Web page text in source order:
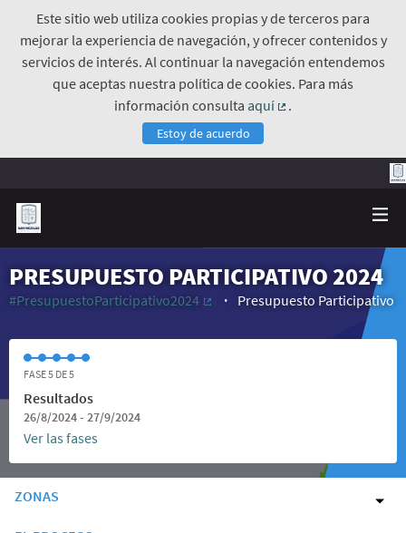
Este sitio web utiliza cookies propias y de terceros para
mejorar la experiencia de navegación, y ofrecer contenidos y
servicios de interés. Al continuar la navegación entendemos
que aceptas nuestra política de cookies. Para más
información consulta aquí
.
Estoy de acuerdo
PRESUPUESTO PARTICIPATIVO 2024
#PresupuestoParticipativo2024
Presupuesto Participativo
FASE 5 DE 5
Resultados
26/8/2024 - 27/9/2024
Ver las fases
ZONAS